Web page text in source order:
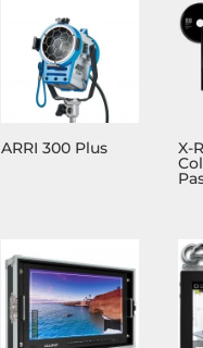
ARRI 300 Plus X-